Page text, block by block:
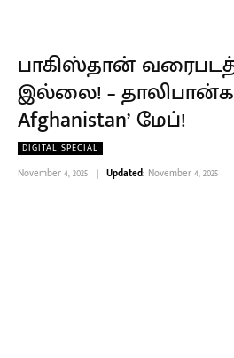
பாகிஸ்தான்
இல்லை! –
Afghanistan’ மேப்!
DIGITAL SPECIAL
November 4, 2025 Updated: November 4, 2025